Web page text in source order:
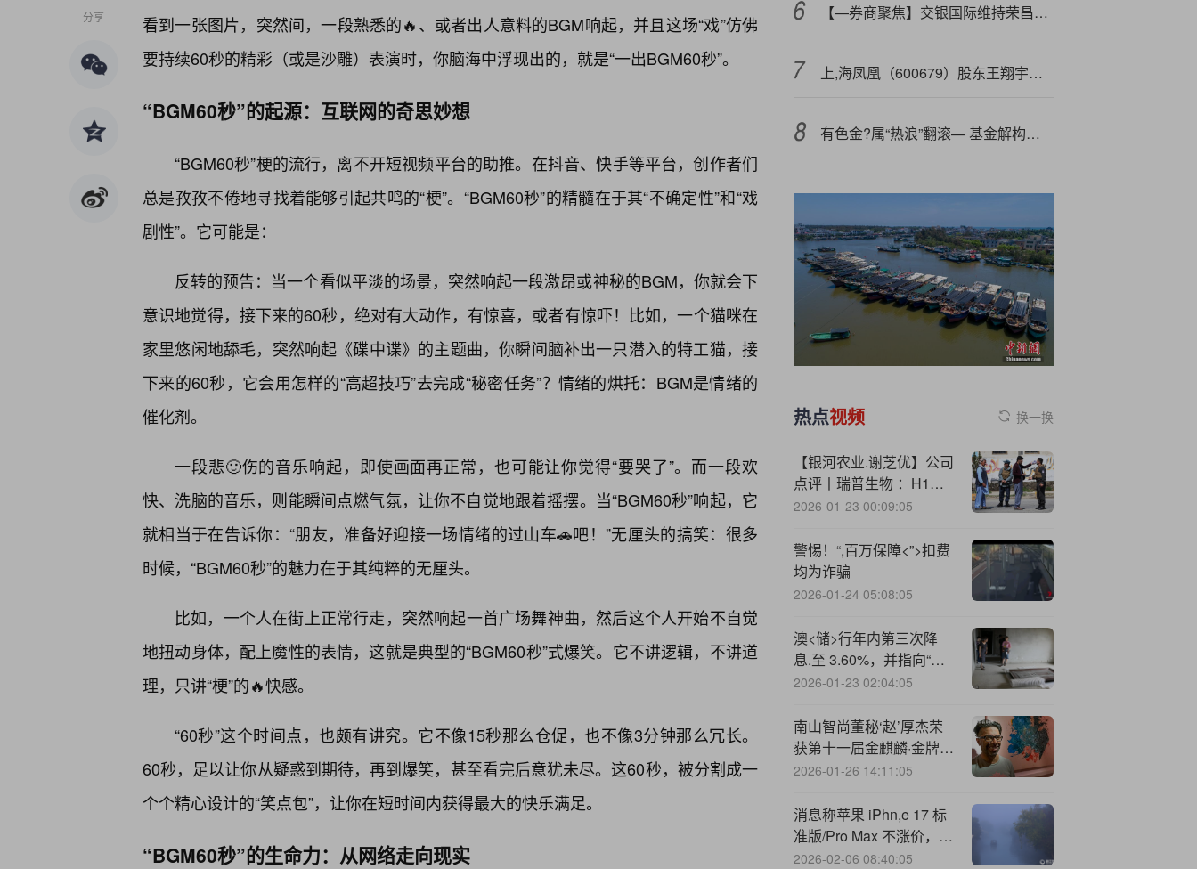
分享
看到一张图片，突然间，一段熟悉的🔥、或者出人意料的BGM响起，并且这场“戏”仿佛
要持续60秒的精彩（或是沙雕）表演时，你脑海中浮现出的，就是“一出BGM60秒”。
“BGM60秒”的起源：互联网的奇思妙想
“BGM60秒”梗的流行，离不开短视频平台的助推。在抖音、快手等平台，创作者们
总是孜孜不倦地寻找着能够引起共鸣的“梗”。“BGM60秒”的精髓在于其“不确定性”和“戏
剧性”。它可能是：
反转的预告：当一个看似平淡的场景，突然响起一段激昂或神秘的BGM，你就会下
意识地觉得，接下来的60秒，绝对有大动作，有惊喜，或者有惊吓！比如，一个猫咪在
家里悠闲地舔毛，突然响起《碟中谍》的主题曲，你瞬间脑补出一只潜入的特工猫，接
下来的60秒，它会用怎样的“高超技巧”去完成“秘密任务”？情绪的烘托：BGM是情绪的
催化剂。
一段悲🙂伤的音乐响起，即使画面再正常，也可能让你觉得“要哭了”。而一段欢
快、洗脑的音乐，则能瞬间点燃气氛，让你不自觉地跟着摇摆。当“BGM60秒”响起，它
就相当于在告诉你：“朋友，准备好迎接一场情绪的过山车🚗吧！”无厘头的搞笑：很多
时候，“BGM60秒”的魅力在于其纯粹的无厘头。
比如，一个人在街上正常行走，突然响起一首广场舞神曲，然后这个人开始不自觉
地扭动身体，配上魔性的表情，这就是典型的“BGM60秒”式爆笑。它不讲逻辑，不讲道
理，只讲“梗”的🔥快感。
“60秒”这个时间点，也颇有讲究。它不像15秒那么仓促，也不像3分钟那么冗长。
60秒，足以让你从疑惑到期待，再到爆笑，甚至看完后意犹未尽。这60秒，被分割成一
个个精心设计的“笑点包”，让你在短时间内获得最大的快乐满足。
“BGM60秒”的生命力：从网络走向现实
【—券商聚焦】交银国际维持荣昌生物(09995)买入评级 指其明年催化剂仍丰富
上,海凤凰（600679）股东王翔宇质押658.26万股，占总股本1.2774%
有色金?属“热浪”翻滚— 基金解构新一轮超级周期
热点视频 换一换
【银河农业.谢芝优】公司
点评丨瑞普生物 ：H1公
司业绩优秀，宠物板块三
2026-01-23 00:09:05
警惕！“,百万保障<”>扣费
均为诈骗
2026-01-24 05:08:05
澳<储>行年内第三次降
息.至 3.60%，并指向“循
序宽松”路径
2026-01-23 02:04:05
南山智尚董秘‘赵’厚杰荣
获第十一届金麒麟·金牌董
秘责任先锋奖
2026-01-26 14:11:05
消息称苹果 iPhn,e 17 标
准版/Pro Max 不涨价，
Pro 涨 100 美元
2026-02-06 08:40:05